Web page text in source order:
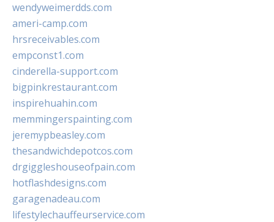
wendyweimerdds.com
ameri-camp.com
hrsreceivables.com
empconst1.com
cinderella-support.com
bigpinkrestaurant.com
inspirehuahin.com
memmingerspainting.com
jeremypbeasley.com
thesandwichdepotcos.com
drgiggleshouseofpain.com
hotflashdesigns.com
garagenadeau.com
lifestylechauffeurservice.com